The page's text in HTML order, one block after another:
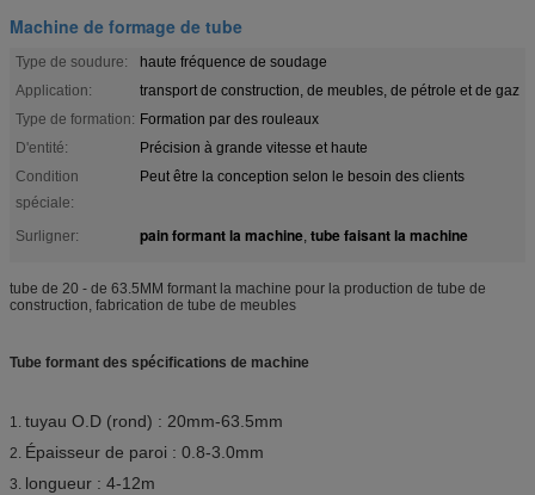
Machine de formage de tube
Type de soudure:
haute fréquence de soudage
Application:
transport de construction, de meubles, de pétrole et de gaz
Type de formation: Formation par des rouleaux
D'entité:
Précision à grande vitesse et haute
Condition
spéciale:
Peut être la conception selon le besoin des clients
Surligner: pain formant la machine, tube faisant la machine
tube de 20 - de 63.5MM formant la machine pour la production de tube de
construction, fabrication de tube de meubles
Tube formant des spécifications de machine
1. tuyau O.D (rond) : 20mm-63.5mm
2. Épaisseur de paroi : 0.8-3.0mm
3. longueur : 4-12m